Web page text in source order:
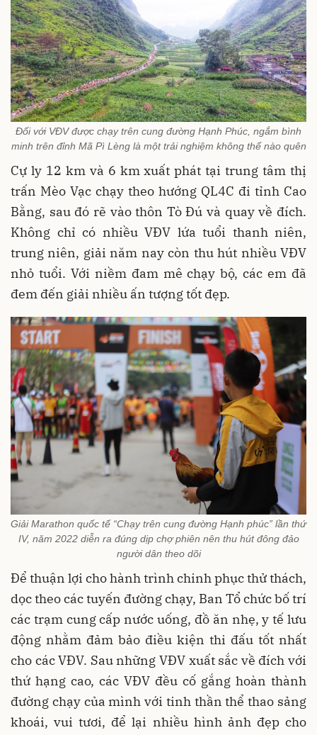
Đối với VĐV được chạy trên cung đường Hạnh Phúc, ngắm bình
minh trên đỉnh Mã Pì Lèng là một trải nghiệm không thể nào quên
Cự ly 12 km và 6 km xuất phát tại trung tâm thị
trấn Mèo Vạc chạy theo hướng QL4C đi tỉnh Cao
Bằng, sau đó rẽ vào thôn Tò Đú và quay về đích.
Không chỉ có nhiều VĐV lứa tuổi thanh niên,
trung niên, giải năm nay còn thu hút nhiều VĐV
nhỏ tuổi. Với niềm đam mê chạy bộ, các em đã
đem đến giải nhiều ấn tượng tốt đẹp.
Giải Marathon quốc tế “Chạy trên cung đường Hạnh phúc” lần thứ
IV, năm 2022 diễn ra đúng dịp chợ phiên nên thu hút đông đảo
người dân theo dõi
Để thuận lợi cho hành trình chinh phục thử thách,
dọc theo các tuyến đường chạy, Ban Tổ chức bố trí
các trạm cung cấp nước uống, đồ ăn nhẹ, y tế lưu
động nhằm đảm bảo điều kiện thi đấu tốt nhất
cho các VĐV. Sau những VĐV xuất sắc về đích với
thứ hạng cao, các VĐV đều cố gắng hoàn thành
đường chạy của mình với tinh thần thể thao sảng
khoái, vui tươi, để lại nhiều hình ảnh đẹp cho